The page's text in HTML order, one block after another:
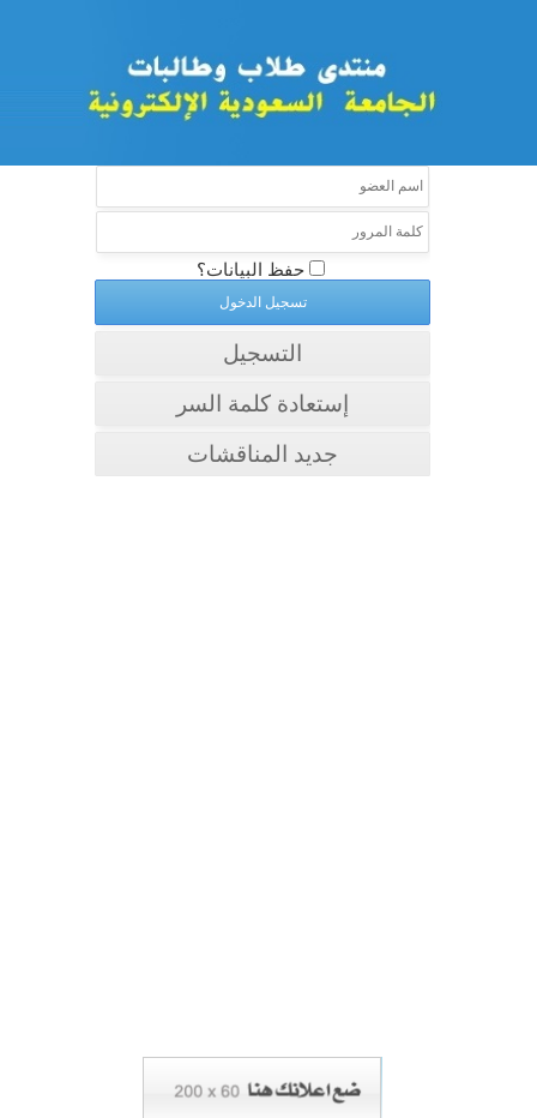
حفظ البيانات؟
التسجيل
إستعادة كلمة السر
جديد المناقشات